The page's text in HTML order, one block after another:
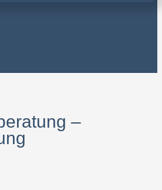
–